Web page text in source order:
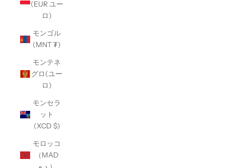
(EUR ユー
ロ)
モンゴル
(MNT ₮)
モンテネ
グロ(ユー
ロ)
モンセラ
ット
(XCD $)
モロッコ
（MAD